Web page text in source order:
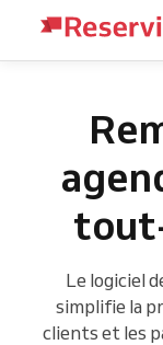
Le logiciel
simplifie la
clients et les